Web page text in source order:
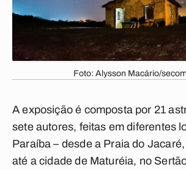
Foto: Alysson Macário/
A exposição é composta por 21
sete autores, feitas em diferentes
Paraíba – desde a Praia do
até a cidade de Maturéia, no